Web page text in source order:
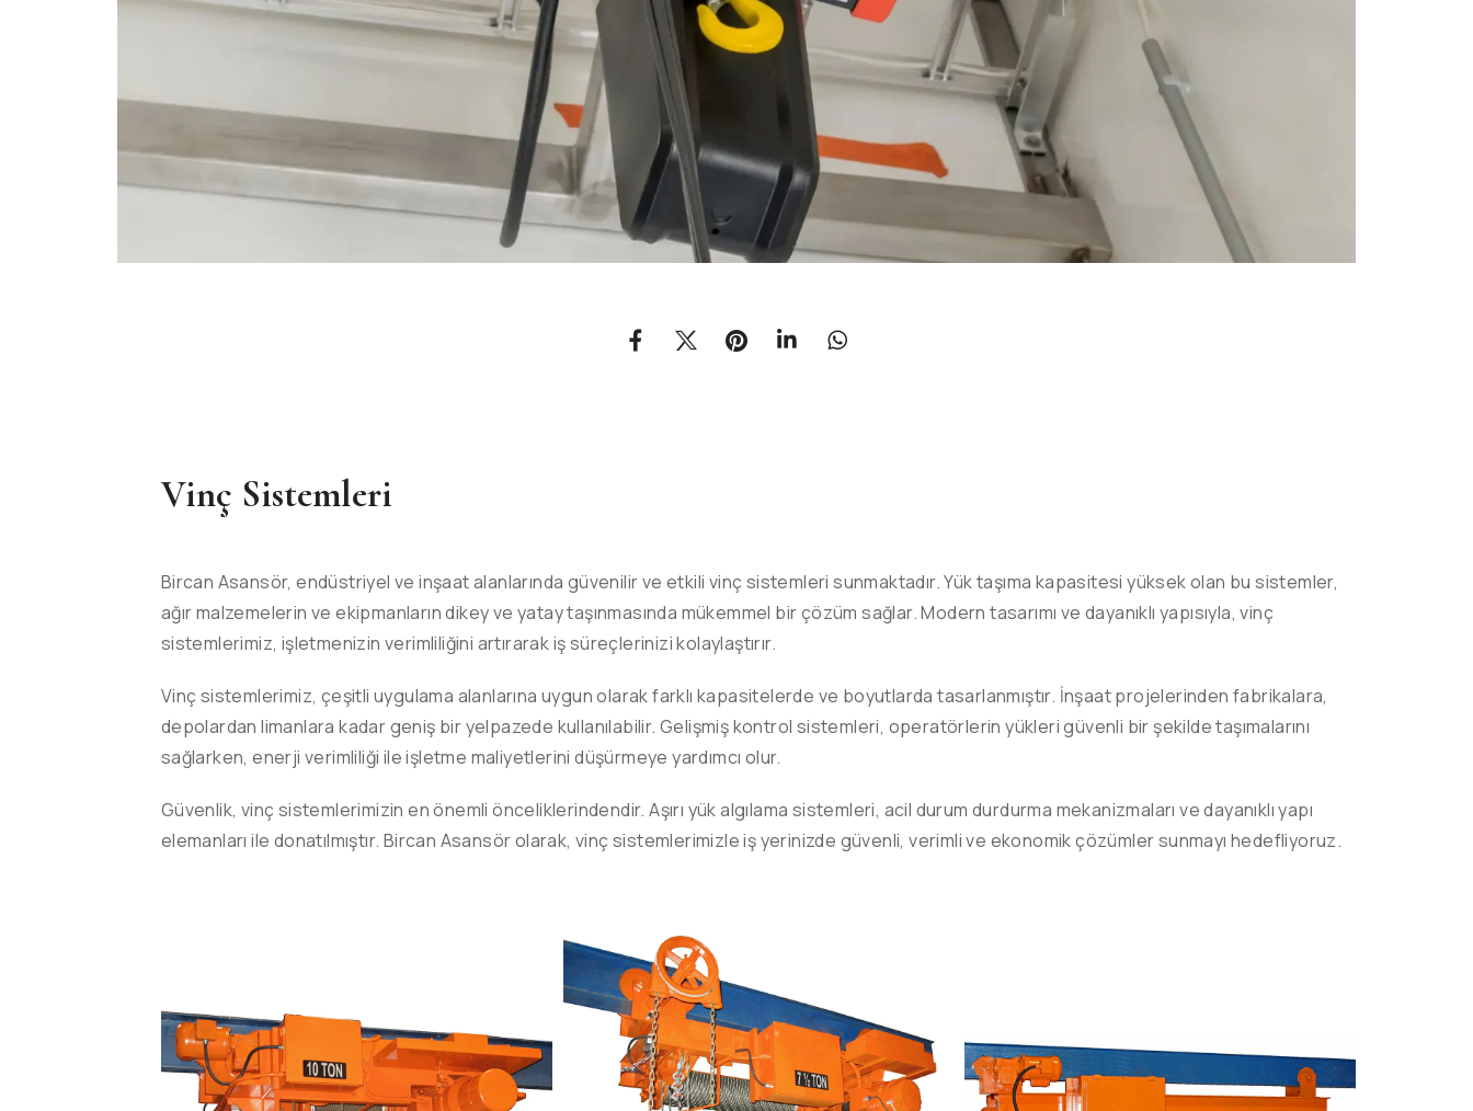
Vinç Sistemleri
Bircan Asansör, endüstriyel ve inşaat alanlarında güvenilir ve etkili vinç sistemleri sunmaktadır. Yük taşıma kapasitesi yüksek olan bu sistemler,
ağır malzemelerin ve ekipmanların dikey ve yatay taşınmasında mükemmel bir çözüm sağlar. Modern tasarımı ve dayanıklı yapısıyla, vinç
sistemlerimiz, işletmenizin verimliliğini artırarak iş süreçlerinizi kolaylaştırır.
Vinç sistemlerimiz, çeşitli uygulama alanlarına uygun olarak farklı kapasitelerde ve boyutlarda tasarlanmıştır. İnşaat projelerinden fabrikalara,
depolardan limanlara kadar geniş bir yelpazede kullanılabilir. Gelişmiş kontrol sistemleri, operatörlerin yükleri güvenli bir şekilde taşımalarını
sağlarken, enerji verimliliği ile işletme maliyetlerini düşürmeye yardımcı olur.
Güvenlik, vinç sistemlerimizin en önemli önceliklerindendir. Aşırı yük algılama sistemleri, acil durum durdurma mekanizmaları ve dayanıklı yapı
elemanları ile donatılmıştır. Bircan Asansör olarak, vinç sistemlerimizle iş yerinizde güvenli, verimli ve ekonomik çözümler sunmayı hedefliyoruz.